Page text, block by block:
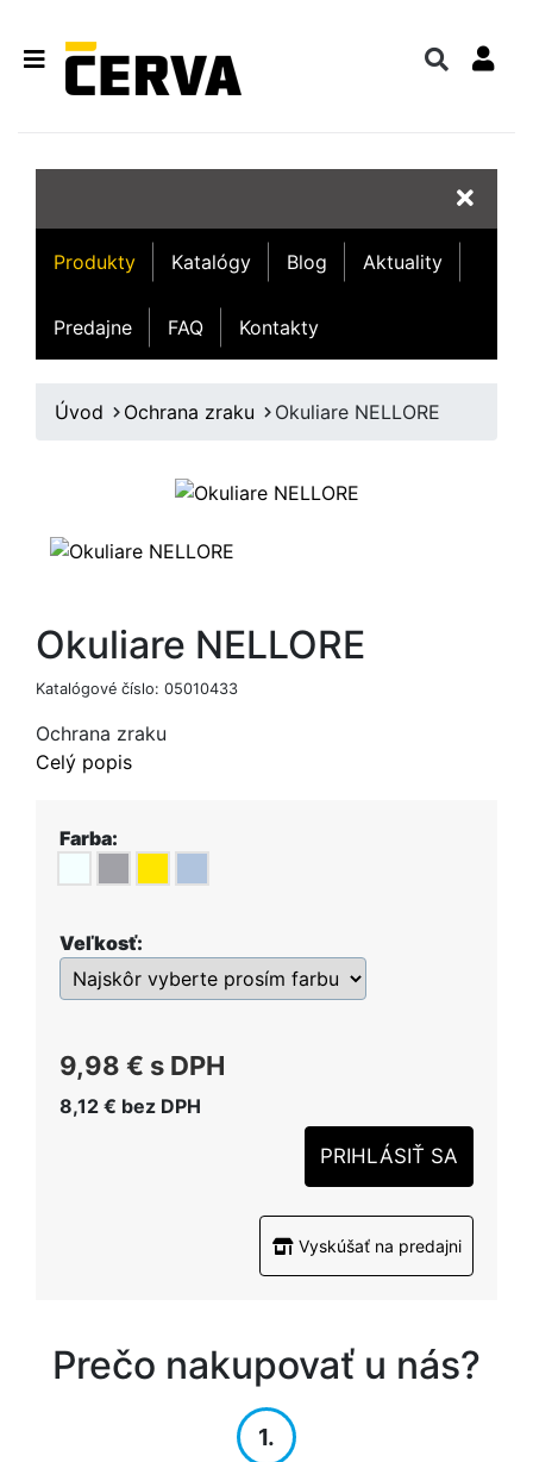
Produkty Katalógy Blog Aktuality
Predajne FAQ Kontakty
Úvod Ochrana zraku Okuliare NELLORE
Okuliare NELLORE
Katalógové číslo: 05010433
Ochrana zraku
Celý popis
Farba:
Veľkosť:
9,98 € s DPH
8,12 € bez DPH
PRIHLÁSIŤ SA
Vyskúšať na predajni
Prečo nakupovať u nás?
1.